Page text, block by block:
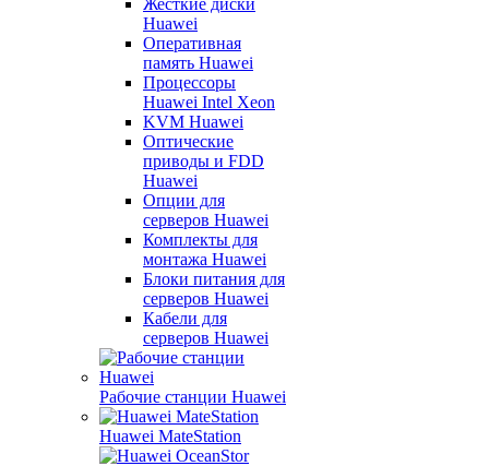
Жесткие диски
Huawei
Оперативная
память Huawei
Процессоры
Huawei Intel Xeon
KVM Huawei
Оптические
приводы и FDD
Huawei
Опции для
серверов Huawei
Комплекты для
монтажа Huawei
Блоки питания для
серверов Huawei
Кабели для
серверов Huawei
Рабочие станции Huawei
Huawei MateStation